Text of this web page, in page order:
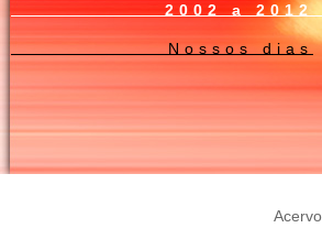
2002 a 2012
Nossos dias